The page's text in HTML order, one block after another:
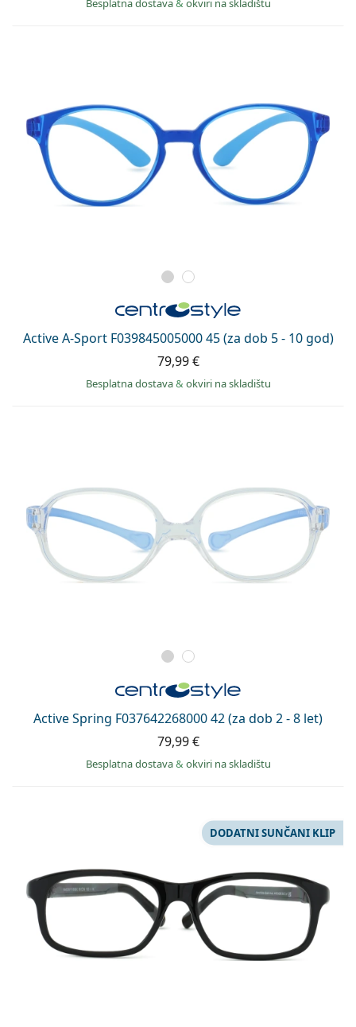
Besplatna dostava& okviri na skladištu
Active A-Sport F039845005000 45 (za dob 5 - 10 god)
79,99 €
Besplatna dostava& okviri na skladištu
Active Spring F037642268000 42 (za dob 2 - 8 let)
79,99 €
Besplatna dostava& okviri na skladištu
DODATNI SUNČANI KLIP